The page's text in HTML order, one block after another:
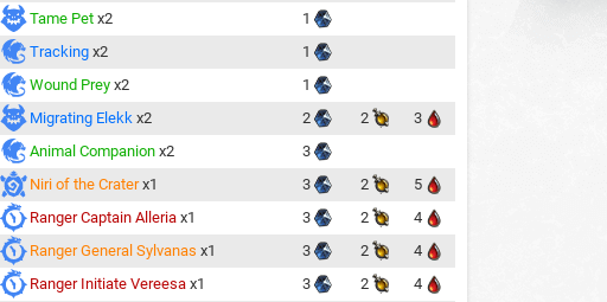
Tame Pet x2
1
Tracking x2
1
Wound Prey x2
1
Migrating Elekk x2 2 2
3
Animal Companion x2
3
Niri of the Crater x1 3 2
5
Ranger Captain Alleria x1 3 2
4
Ranger General Sylvanas x1 3 2
4
Ranger Initiate Vereesa x1 3 2
4